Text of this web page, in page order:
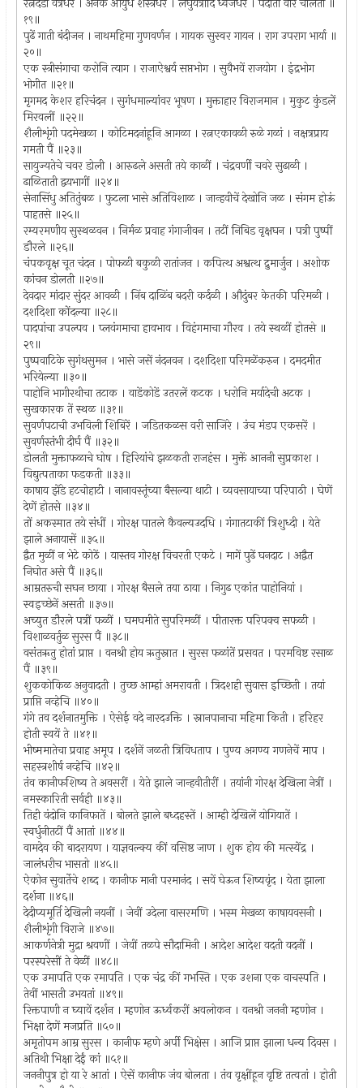
१९॥
पुढें गाती बंदीजन । नाथमहिमा गुणवर्णन । गायक सुस्वर गायन । राग उपराग भार्या ॥
२०॥
एक स्त्रीसंगाचा करोनि त्याग । राजाऐश्वर्य सप्तभोग । सुवैभवें राजयोग । इंद्रभोग
भोगीत ॥२१॥
मृगमद केशर हरिचंदन । सुगंधमाल्यांवर भूषण । मुक्ताहार विराजमान । मुकुट कुंडलें
मिरवलीं ॥२२॥
शैलीशृंगी पदमेखळा । कोटिमदनांहूनि आगळा । रत्नएकावळी रुळे गळां । नक्षत्रप्राय
गमती पैं ॥२३॥
सायुज्यतेचे चवर डोली । आरुढले असती तये काळीं । चंद्रवर्णी चवरे सुढाळी ।
ढाळिताती द्वयभागीं ॥२४॥
सेनासिंधु अतितुंबळ । फुटला भासे अतिविशाळ । जान्हवीचें देखोनि जळ । संगम होऊं
पाहतसे ॥२५॥
रम्यरमणीय सुस्थळवन । निर्मळ प्रवाह गंगाजीवन । तटीं निबिड वृक्षघन । पत्री पुष्पीं
डौरले ॥२६॥
चंपकवृक्ष चूत चंदन । पोफळी बकुळी रातांजन । कपित्थ अश्वत्थ द्रुमार्जुन । अशोक
कांचन डोलती ॥२७॥
देवदार मांदार सुंदर आवळी । निंब दाळिंब बदरी कर्दळी । औदुंबर केतकी परिमळी ।
दशदिशा कोंदल्या ॥२८॥
पादपांचा उपल्पव । प्लवंगमाचा हावभाव । विहंगमाचा गौरव । तये स्थळीं होतसे ॥
२९॥
पुष्पवाटिके सुगंथसुमन । भासे जसें नंदनवन । दशदिशा परिमळेंकरुन । दमदमीत
भरियेल्या ॥३०॥
पाहोनि भागीरथीचा तटाक । वाडेंकोडें उतरलें कटक । धरोनि मर्यादेची अटक ।
सुखकारक तें स्थळ ॥३१॥
सुवर्णपटाची उभविली शिबिरें । जडितकळस वरी साजिरे । उंच मंडप एकसरें ।
सुवर्णस्तंभी दीर्घ पैं ॥३२॥
डोलती मुक्ताफळाचे घोष । हिरियांचे झळकती राजहंस । मुक्तें आननी सुप्रकाश ।
विद्युत्पताका फडकती ॥३३॥
काषाय झेंडे हटचोहाटी । नानावस्तूंच्या बैसल्या थाटी । व्यवसायाच्या परिपाठी । घेणें
देणें होतसे ॥३४॥
तों अकस्मात तये संधीं । गोरक्ष पातले कैवल्यउदधि । गंगातटाकीं त्रिशुध्दी । येते
झाले अनायासें ॥३५॥
द्वैत मुळीं न भेटे कोठें । यास्तव गोरक्ष विचरती एकटे । मागें पुढें घनदाट । अद्वैत
निघोत असे पैं ॥३६॥
आम्रतरुची सघन छाया । गोरक्ष बैसले तया ठाया । निगुढ एकांत पाहोनियां ।
स्वइच्छेनें असती ॥३७॥
अच्युत डौरले पत्रीं फळीं । घमघमीते सुपरिमळीं । पीतारक्त परिपक्व सफळी ।
विशाळवर्तुळ सुरस पैं ॥३८॥
वसंतऋतु होतां प्राप्त । वनश्री होय ऋतुस्नात । सुरस फळांतें प्रसवत । परमविष्ट रसाळ
पैं ॥३९॥
शुककोकिळ अनुवादती । तुच्छ आम्हां अमरावती । त्रिदशही सुवास इच्छिती । तयां
प्राप्ति नव्हेचि ॥४०॥
गंगे तव दर्शनातमुक्ति । ऐसेई वदे नारदउक्ति । स्नानपानाचा महिमा किती । हरिहर
होती स्वयें ते ॥४१॥
भीष्ममातेचा प्रवाह अमूप । दर्शनें जळती त्रिविधताप । पुण्य अगण्य गणनेचें माप ।
सहस्त्रशीर्ष नव्हेचि ॥४२॥
तंव कानीफशिष्य ते अवसरीं । येते झाले जान्हवीतीरीं । तयांनी गोरक्ष देखिला नेत्रीं ।
नमस्कारिती सर्वही ॥४३॥
तिही वंदोनि कानिफातें । बोलते झाले बध्दहस्तें । आम्ही देखिलें योगियातें ।
स्वर्धुनीतटीं पैं आतां ॥४४॥
वामदेव की बादरायण । याज्ञवल्क्य कीं वसिष्ठ जाण । शुक होय की मत्स्येंद्र ।
जालंधरीच भासतो ॥४५॥
ऐकोन सुवार्तेचे शब्द । कानीफ मानी परमानंद । सवें घेऊन शिष्यवृंद । येता झाला
दर्शना ॥४६॥
देदीप्यमूर्ति देखिली नयनीं । जेवीं उदेला वासरमणि । भस्म मेखळा काषायवसनी ।
शैलीशृंगी विराजे ॥४७॥
आकर्णनेत्री मुद्रा श्रवणीं । जेवीं तळपे सौदामिनी । आदेश आदेश वदती वदनीं ।
परस्परेसीं ते वेळीं ॥४८॥
एक उमापति एक रमापति । एक चंद्र कीं गभस्ति । एक उशना एक वाचस्पति ।
तेवीं भासती उभयतां ॥४९॥
रिक्तपाणी न घ्यावें दर्शन । म्हणोन ऊर्ध्वकरीं अवलोकन । वनश्री जननी म्हणोन ।
भिक्षा देणें मजप्रति ॥५०॥
अमृतोपम आम्र सुरस । कानीफ म्हणे अर्पी भिक्षेस । आजि प्राप्त झाला धन्य दिवस ।
अतिथी भिक्षा देईं कां ॥५१॥
जननीपुत्र हो या रे आतां । ऐसें कानीफ जंव बोलता । तंव वृक्षींहून वृष्टि तत्वतां । होती